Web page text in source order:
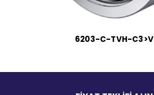
6203-C-TVH-C3>V